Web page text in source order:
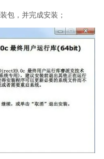
包，并完成安装；